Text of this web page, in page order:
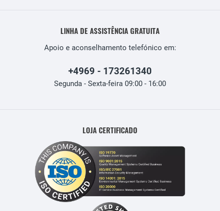
LINHA DE ASSISTÊNCIA GRATUITA
Apoio e aconselhamento telefónico em:
+4969 - 173261340
Segunda - Sexta-feira 09:00 - 16:00
LOJA CERTIFICADO